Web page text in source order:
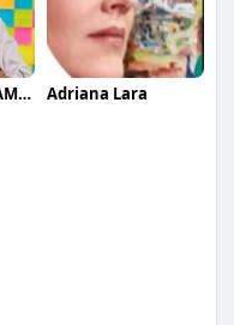
GUILHERME CRAMER BALLE Adriana Lara